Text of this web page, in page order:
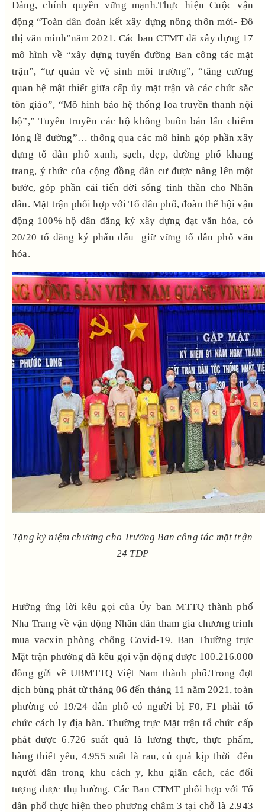
Đảng, chính quyền vững mạnh.Thực hiện Cuộc vận
động “Toàn dân đoàn kết xây dựng nông thôn mới- Đô
thị văn minh”năm 2021. Các ban CTMT đã xây dựng 17
mô hình về “xây dựng tuyến đường Ban công tác mặt
trận”, “tự quản về vệ sinh môi trường”, “tăng cường
quan hệ mật thiết giữa cấp ủy mặt trận và các chức sắc
tôn giáo”, “Mô hình bảo hệ thống loa truyền thanh nội
bộ”,” Tuyên truyền các hộ không buôn bán lấn chiếm
lòng lề đường”… thông qua các mô hình góp phần xây
dựng tổ dân phố xanh, sạch, đẹp, đường phố khang
trang, ý thức của cộng đồng dân cư được nâng lên một
bước, góp phần cải tiến đời sống tinh thần cho Nhân
dân. Mặt trận phối hợp với Tổ dân phố, đoàn thể hội vận
động 100% hộ dân đăng ký xây dựng đạt văn hóa, có
20/20 tổ đăng ký phấn đấu giữ vững tổ dân phố văn
hóa.
Tặng kỷ niệm chương cho Trưởng Ban công tác mặt trận
24 TDP
Hưởng ứng lời kêu gọi của Ủy ban MTTQ thành phố
Nha Trang về vận động Nhân dân tham gia chương trình
mua vacxin phòng chống Covid-19. Ban Thường trực
Mặt trận phường đã kêu gọi vận động được 100.216.000
đồng gửi về UBMTTQ Việt Nam thành phố.Trong đợt
dịch bùng phát từ tháng 06 đến tháng 11 năm 2021, toàn
phường có 19/24 dân phố có người bị F0, F1 phải tổ
chức cách ly địa bàn. Thường trực Mặt trận tổ chức cấp
phát được 6.726 suất quà là lương thực, thực phẩm,
hàng thiết yếu, 4.955 suất là rau, củ quả kịp thời đến
người dân trong khu cách y, khu giãn cách, các đối
tượng được thụ hưởng. Các Ban CTMT phối hợp với Tổ
dân phố thực hiện theo phương châm 3 tại chỗ là 2.943